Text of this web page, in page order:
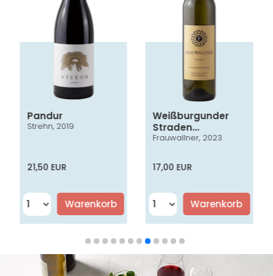
Pandur
Strehn, 2019
21,50 EUR
Warenkorb
Weißburgunder
Straden
Vulkanland
Frauwallner, 2023
17,00 EUR
Warenkorb